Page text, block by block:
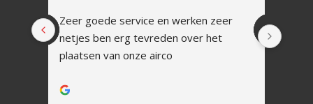
Zeer goede service en werken zeer
netjes ben erg tevreden over het
plaatsen van onze airco